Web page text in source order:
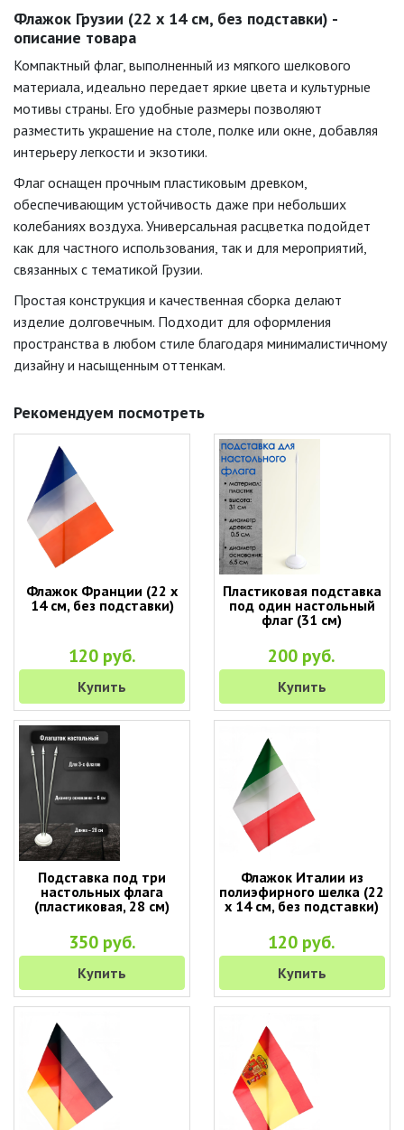
Флажок Грузии (22 х 14 см, без подставки) -
описание товара
Компактный флаг, выполненный из мягкого шелкового
материала, идеально передает яркие цвета и культурные
мотивы страны. Его удобные размеры позволяют
разместить украшение на столе, полке или окне, добавляя
интерьеру легкости и экзотики.
Флаг оснащен прочным пластиковым древком,
обеспечивающим устойчивость даже при небольших
колебаниях воздуха. Универсальная расцветка подойдет
как для частного использования, так и для мероприятий,
связанных с тематикой Грузии.
Простая конструкция и качественная сборка делают
изделие долговечным. Подходит для оформления
пространства в любом стиле благодаря минималистичному
дизайну и насыщенным оттенкам.
Рекомендуем посмотреть
Флажок Франции (22 х
14 см, без подставки)
120 руб.
Купить
Пластиковая подставка
под один настольный
флаг (31 см)
200 руб.
Купить
Подставка под три
настольных флага
(пластиковая, 28 см)
350 руб.
Купить
Флажок Италии из
полиэфирного шелка (22
х 14 см, без подставки)
120 руб.
Купить